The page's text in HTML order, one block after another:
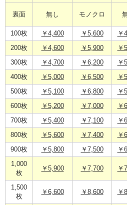
裏面 無し モノクロ
100枚 ￥4,400 ￥5,600 ￥
200枚 ￥4,600 ￥5,900 ￥
300枚 ￥4,700 ￥6,200 ￥
400枚 ￥5,000 ￥6,500 ￥
500枚 ￥5,100 ￥6,800 ￥
600枚 ￥5,200 ￥7,000 ￥
700枚 ￥5,400 ￥7,100 ￥
800枚 ￥5,600 ￥7,400 ￥
900枚 ￥5,800 ￥7,500 ￥
1,000
枚
￥5,900 ￥7,700 ￥
1,500
枚
￥6,600 ￥8,600 ￥